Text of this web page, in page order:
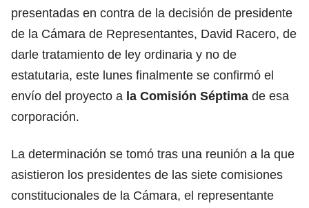
presentadas en contra de la decisión de presidente
de la Cámara de Representantes, David Racero, de
darle tratamiento de ley ordinaria y no de
estatutaria, este lunes finalmente se confirmó el
envío del proyecto a la Comisión Séptima de esa
corporación.
La determinación se tomó tras una reunión a la que
asistieron los presidentes de las siete comisiones
constitucionales de la Cámara, el representante